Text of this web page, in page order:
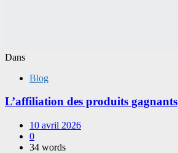
Dans
Blog
L’affiliation des produits gagnants
10 avril 2026
0
34 words